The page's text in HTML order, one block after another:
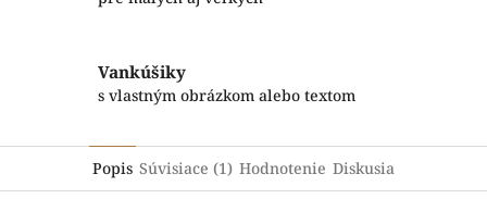
Vankúšiky
s vlastným obrázkom alebo textom
Popis Súvisiace (1) Hodnotenie Diskusia